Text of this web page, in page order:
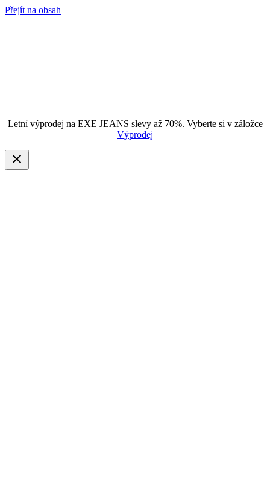
Přejít na obsah
Letní výprodej na EXE JEANS slevy až 70%. Vyberte si v záložce
Výprodej